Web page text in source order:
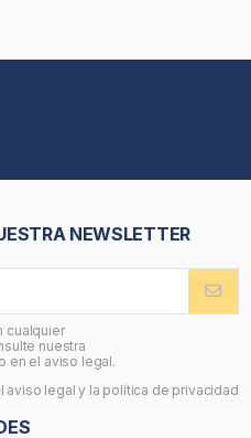
NEWSLETTER
cualquier
nuestra
en el aviso legal.
aviso legal y la política de privacidad